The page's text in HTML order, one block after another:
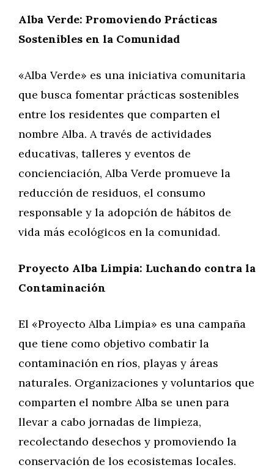
Alba Verde: Promoviendo Prácticas
Sostenibles en la Comunidad
«Alba Verde» es una iniciativa comunitaria
que busca fomentar prácticas sostenibles
entre los residentes que comparten el
nombre Alba. A través de actividades
educativas, talleres y eventos de
concienciación, Alba Verde promueve la
reducción de residuos, el consumo
responsable y la adopción de hábitos de
vida más ecológicos en la comunidad.
Proyecto Alba Limpia: Luchando contra la
Contaminación
El «Proyecto Alba Limpia» es una campaña
que tiene como objetivo combatir la
contaminación en ríos, playas y áreas
naturales. Organizaciones y voluntarios que
comparten el nombre Alba se unen para
llevar a cabo jornadas de limpieza,
recolectando desechos y promoviendo la
conservación de los ecosistemas locales.